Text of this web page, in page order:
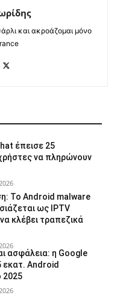
και ακροάζομαι μόνο
έπεισε 25
να πληρώνουν
Το Android malware
ως IPTV
κλέβει τραπεζικά
ασφάλεια: η Google
εκατ. Android
2025